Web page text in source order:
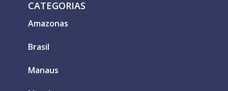
CATEGORIAS
Amazonas
Brasil
Manaus